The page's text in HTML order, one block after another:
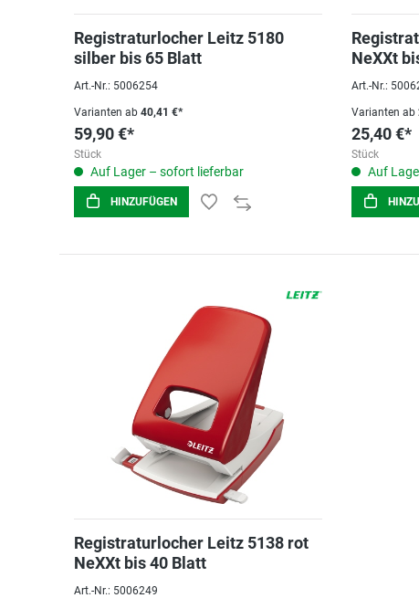
Registraturlocher Leitz 5180
silber bis 65 Blatt
Art.-Nr.: 5006254
Varianten ab 40,41 €*
59,90 €*
Stück
Auf Lager – sofort lieferbar
HINZUFÜGEN
NeXXt
Art.-Nr.:
Varianten ab
25,40 €*
Stück
Auf
Registraturlocher Leitz 5138 rot
NeXXt bis 40 Blatt
Art.-Nr.: 5006249